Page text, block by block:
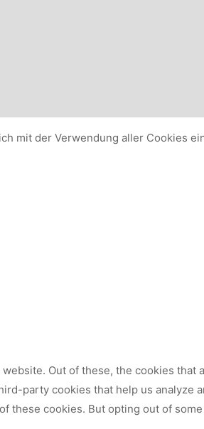
mit der Verwendung aller Cookies
Out of these, the cookies that
party cookies that help us analyze
cookies. But opting out of